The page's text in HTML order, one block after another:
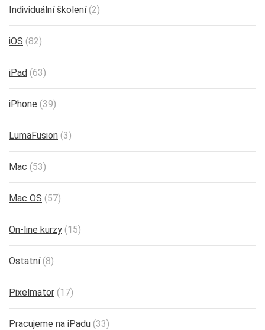
Individuální školení(2)
iOS (82)
iPad (63)
iPhone (39)
LumaFusion (3)
Mac (53)
Mac OS (57)
On-line kurzy (15)
Ostatní(8)
Pixelmator (17)
Pracujeme na iPadu (33)